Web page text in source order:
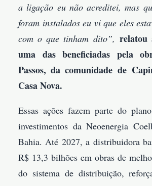
a ligação eu não acreditei, mas
foram instalados eu vi que eles
com o que tinham dito”, relatou
uma das beneficiadas pela
Passos, da comunidade de
Casa Nova.
Essas ações fazem parte do
investimentos da Neoenergia
Bahia. Até 2027, a distribuidora
R$ 13,3 bilhões em obras de
do sistema de distribuição,